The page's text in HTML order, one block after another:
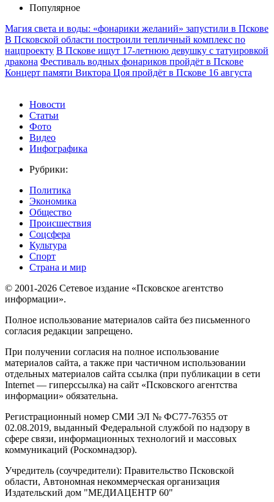
Популярное
Магия света и воды: «фонарики желаний» запустили в Пскове
В Псковской области построили тепличный комплекс по
нацпроекту В Пскове ищут 17‑летнюю девушку с татуировкой
дракона Фестиваль водных фонариков пройдёт в Пскове
Концерт памяти Виктора Цоя пройдёт в Пскове 16 августа
Новости
Статьи
Фото
Видео
Инфографика
Рубрики:
Политика
Экономика
Общество
Происшествия
Соцсфера
Культура
Спорт
Страна и мир
© 2001-2026 Сетевое издание «Псковское агентство
информации».
Полное использование материалов сайта без письменного
согласия редакции запрещено.
При получении согласия на полное использование
материалов сайта, а также при частичном использовании
отдельных материалов сайта ссылка (при публикации в сети
Internet — гиперссылка) на сайт «Псковского агентства
информации» обязательна.
Регистрационный номер СМИ ЭЛ № ФС77-76355 от
02.08.2019, выданный Федеральной службой по надзору в
сфере связи, информационных технологий и массовых
коммуникаций (Роскомнадзор).
Учредитель (соучредители): Правительство Псковской
области, Автономная некоммерческая организация
Издательский дом "МЕДИАЦЕНТР 60"